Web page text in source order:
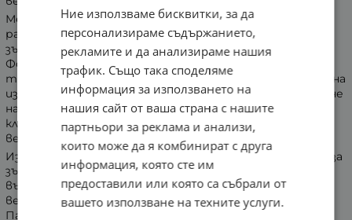
Медицинската паста за зъби Parodontax®
разработена за хора, които плюят кръв при миене на
зъбите.
Формулата на продукта е разработена с
технологията malkron™, която използва високи нива на
изключително фин натриев бикарбонат, за премахване
на повече плака, отколкото другите пасти за зъби и
клинично доказано помага да спре кървенето на
венците.
Използването на Parodontax
®
като ежедневна паста за
зъби, помага за премахването на повече плака и за
възстановяването и поддържането здравето на
венците.
Пастата за зъби съдържа и флуорид.
Ние използваме бисквитки, за да
персонализираме съдържанието,
рекламите и да анализираме нашия
трафик. Също така споделяме
информация за използването на
нашия сайт от ваша страна с нашите
партньори за реклама и анализи,
които може да я комбинират с друга
информация, която сте им
предоставили или която са събрали от
вашето използване на техните услуги.